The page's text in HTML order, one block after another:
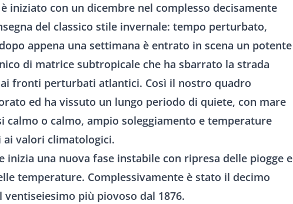
iniziato con un dicembre nel complesso decisamente
del classico stile invernale: tempo perturbato,
appena una settimana è entrato in scena un potente
di matrice subtropicale che ha sbarrato la strada
fronti perturbati atlantici. Così il nostro quadro
ed ha vissuto un lungo periodo di quiete, con mare
calmo o calmo, ampio soleggiamento e temperature
ai valori climatologici.
inizia una nuova fase instabile con ripresa delle piogge e
temperature. Complessivamente è stato il decimo
più piovoso dal 1876.